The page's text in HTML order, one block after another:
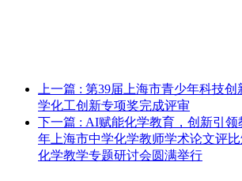
上一篇 : 第39届上海市青少年科技创
学化工创新专项奖完成评审
下一篇 : AI赋能化学教育，创新引
年上海市中学化学教师学术论文评
化学教学专题研讨会圆满举行